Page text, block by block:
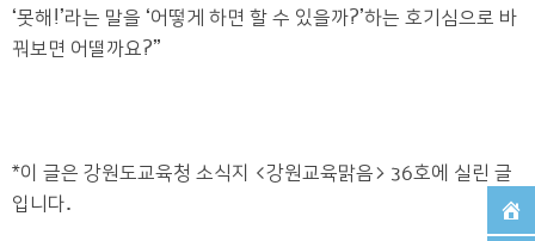
‘못해 !’라는 말을 ‘어떻게 하면 할 수 있을까?’하는 호기심으로 바
꿔보면 어떨까요?”
*이 글은 강원도교육청 소식지 <강원교육맑음> 36호에 실린 글
입니다.